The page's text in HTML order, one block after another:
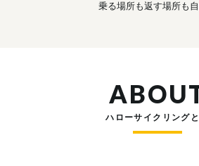
乗る場所も返す場所も自
ハローサイクリング